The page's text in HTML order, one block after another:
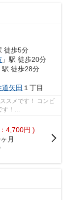
徒歩5分
」駅 徒歩20分
駅 徒歩28分
道矢田 １丁目
す！ コンビ
！
...
4,700円 )
月